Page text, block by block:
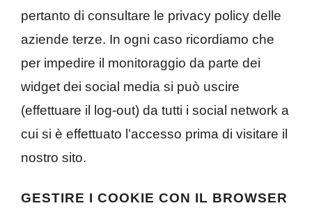
pertanto di consultare le privacy policy delle
aziende terze. In ogni caso ricordiamo che
per impedire il monitoraggio da parte dei
widget dei social media si può uscire
(effettuare il log-out) da tutti i social network a
cui si è effettuato l’accesso prima di visitare il
nostro sito.
GESTIRE I COOKIE CON IL BROWSER